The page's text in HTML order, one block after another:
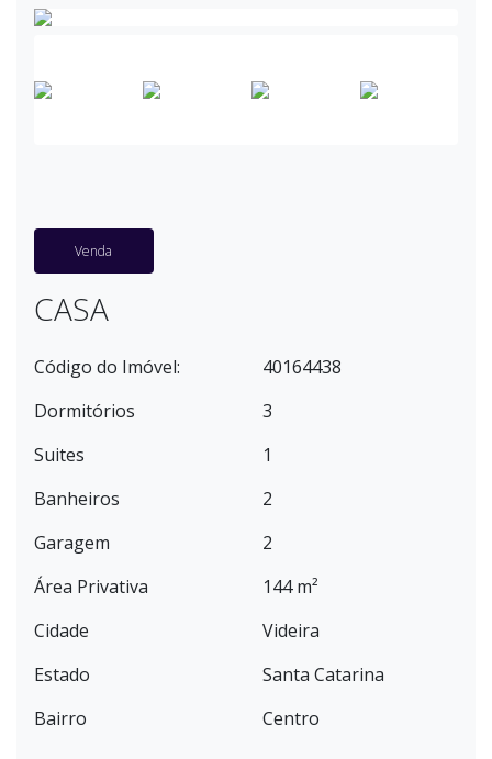
Venda
CASA
Código do Imóvel:
40164438
Dormitórios
3
Suites
1
Banheiros
2
Garagem
2
Área Privativa
144 m²
Cidade
Videira
Estado
Santa Catarina
Bairro
Centro